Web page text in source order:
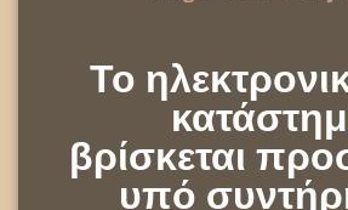
Το
βρίσκεται
υπό